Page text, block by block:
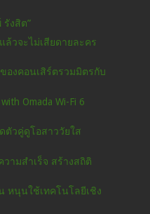
รังสิต”
ล้วจะไม่เสียดายละคร
องคอนเสิร์ตรวมมิตรกับ
Omada Wi-Fi 6
ดตัวคู่ดูโอสาววัยใส
ามสำเร็จ สร้างสถิติ
หนุนใช้เทคโนโลยีเชิง